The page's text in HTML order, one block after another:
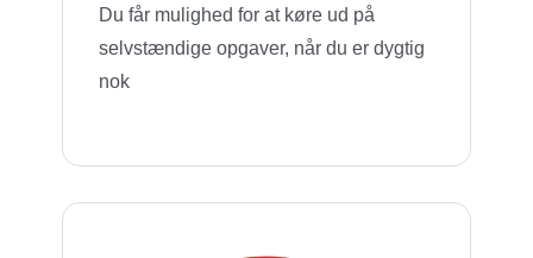
Du får mulighed for at køre ud på
selvstændige opgaver, når du er dygtig
nok